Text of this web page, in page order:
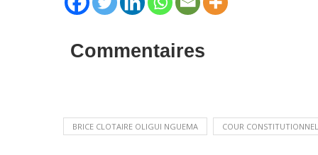
Commentaires
BRICE CLOTAIRE OLIGUI NGUEMA COUR